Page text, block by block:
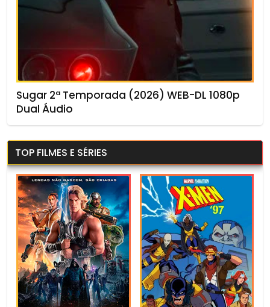
Sugar 2ª Temporada (2026) WEB-DL 1080p
Dual Áudio
TOP FILMES E SÉRIES